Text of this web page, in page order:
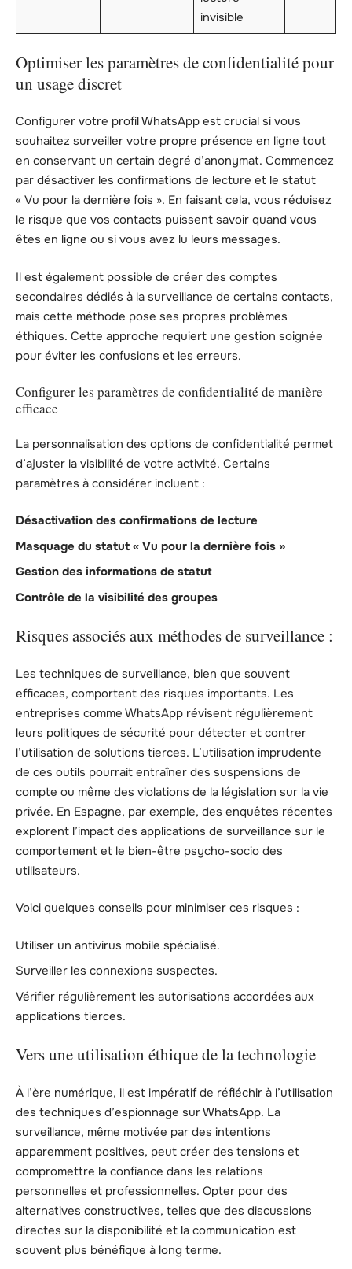
invisible
Optimiser les paramètres de confidentialité pour
un usage discret
Configurer votre profil WhatsApp est crucial si vous
souhaitez surveiller votre propre présence en ligne tout
en conservant un certain degré d’anonymat. Commencez
par désactiver les confirmations de lecture et le statut
« Vu pour la dernière fois ». En faisant cela, vous réduisez
le risque que vos contacts puissent savoir quand vous
êtes en ligne ou si vous avez lu leurs messages.
Il est également possible de créer des comptes
secondaires dédiés à la surveillance de certains contacts,
mais cette méthode pose ses propres problèmes
éthiques. Cette approche requiert une gestion soignée
pour éviter les confusions et les erreurs.
Configurer les paramètres de confidentialité de manière
efficace
La personnalisation des options de confidentialité permet
d’ajuster la visibilité de votre activité. Certains
paramètres à considérer incluent :
Désactivation des confirmations de lecture
Masquage du statut « Vu pour la dernière fois »
Gestion des informations de statut
Contrôle de la visibilité des groupes
Risques associés aux méthodes de surveillance :
Les techniques de surveillance, bien que souvent
efficaces, comportent des risques importants. Les
entreprises comme WhatsApp révisent régulièrement
leurs politiques de sécurité pour détecter et contrer
l’utilisation de solutions tierces. L’utilisation imprudente
de ces outils pourrait entraîner des suspensions de
compte ou même des violations de la législation sur la vie
privée. En Espagne, par exemple, des enquêtes récentes
explorent l’impact des applications de surveillance sur le
comportement et le bien-être psycho-socio des
utilisateurs.
Voici quelques conseils pour minimiser ces risques :
Utiliser un antivirus mobile spécialisé.
Surveiller les connexions suspectes.
Vérifier régulièrement les autorisations accordées aux
applications tierces.
Vers une utilisation éthique de la technologie
À l’ère numérique, il est impératif de réfléchir à l’utilisation
des techniques d’espionnage sur WhatsApp. La
surveillance, même motivée par des intentions
apparemment positives, peut créer des tensions et
compromettre la confiance dans les relations
personnelles et professionnelles. Opter pour des
alternatives constructives, telles que des discussions
directes sur la disponibilité et la communication est
souvent plus bénéfique à long terme.